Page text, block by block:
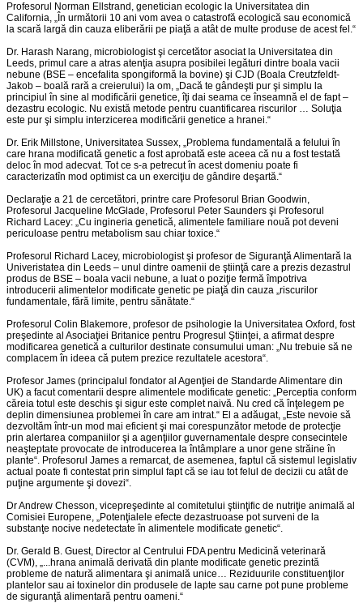
Profesorul Norman Ellstrand, genetician ecologic la Universitatea din
California, „În următorii 10 ani vom avea o catastrofă ecologică sau economică
la scară largă din cauza eliberării pe piaţă a atât de multe produse de acest fel.“
Dr. Harash Narang, microbiologist şi cercetător asociat la Universitatea din
Leeds, primul care a atras atenţia asupra posibilei legături dintre boala vacii
nebune (BSE – encefalita spongiformă la bovine) şi CJD (Boala Creutzfeldt-
Jakob – boală rară a creierului) la om, „Dacă te gândeşti pur şi simplu la
principiul în sine al modificării genetice, îţi dai seama ce înseamnă el de fapt –
dezastru ecologic. Nu există metode pentru cuantificarea riscurilor … Soluţia
este pur şi simplu interzicerea modificării genetice a hranei.“
Dr. Erik Millstone, Universitatea Sussex, „Problema fundamentală a felului în
care hrana modificată genetic a fost aprobată este aceea că nu a fost testată
deloc în mod adecvat. Tot ce s-a petrecut în acest domeniu poate fi
caracterizatîn mod optimist ca un exerciţiu de gândire deşartă.“
Declaraţie a 21 de cercetători, printre care Profesorul Brian Goodwin,
Profesorul Jacqueline McGlade, Profesorul Peter Saunders şi Profesorul
Richard Lacey: „Cu ingineria genetică, alimentele familiare nouă pot deveni
periculoase pentru metabolism sau chiar toxice.“
Profesorul Richard Lacey, microbiologist şi profesor de Siguranţă Alimentară la
Univeristatea din Leeds – unul dintre oamenii de ştiinţă care a prezis dezastrul
produs de BSE – boala vacii nebune, a luat o poziţie fermă împotriva
introducerii alimentelor modificate genetic pe piaţă din cauza „riscurilor
fundamentale, fără limite, pentru sănătate.“
Profesorul Colin Blakemore, profesor de psihologie la Universitatea Oxford, fost
preşedinte al Asociaţiei Britanice pentru Progresul Ştiinţei, a afirmat despre
modificarea genetică a culturilor destinate consumului uman: „Nu trebuie să ne
complacem în ideea că putem prezice rezultatele acestora“.
Profesor James (principalul fondator al Agenţiei de Standarde Alimentare din
UK) a facut comentarii despre alimentele modificate genetic: „Perceptia conform
căreia totul este deschis şi sigur este complet naivă. Nu cred că înţelegem pe
deplin dimensiunea problemei în care am intrat.“ El a adăugat, „Este nevoie să
dezvoltăm într-un mod mai eficient şi mai corespunzător metode de protecţie
prin alertarea companiilor şi a agenţiilor guvernamentale despre consecintele
neaşteptate provocate de introducerea la întâmplare a unor gene străine în
plante“. Profesorul James a remarcat, de asemenea, faptul că sistemul legislativ
actual poate fi contestat prin simplul fapt că se iau tot felul de decizii cu atât de
puţine argumente şi dovezi“.
Dr Andrew Chesson, vicepreşedinte al comitetului ştiinţific de nutriţie animală al
Comisiei Europene, „Potenţialele efecte dezastruoase pot surveni de la
substanţe nocive nedetectate în alimentele modificate genetic“.
Dr. Gerald B. Guest, Director al Centrului FDA pentru Medicină veterinară
(CVM), „...hrana animală derivată din plante modificate genetic prezintă
probleme de natură alimentara şi animală unice… Reziduurile constituenţilor
plantelor sau ai toxinelor din produsele de lapte sau carne pot pune probleme
de siguranţă alimentară pentru oameni.“